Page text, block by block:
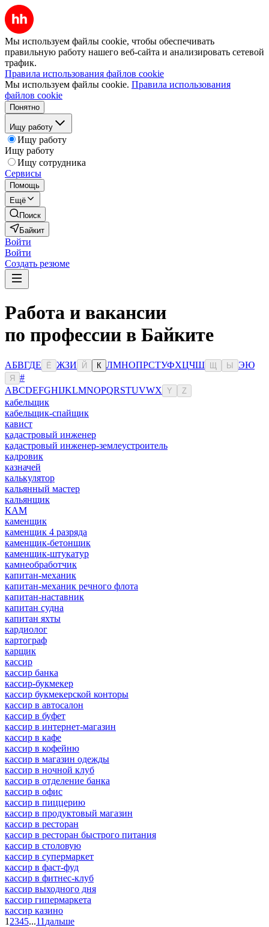
Мы используем файлы cookie, чтобы обеспечивать
правильную работу нашего веб-сайта и анализировать сетевой
трафик.
Правила использования файлов cookie
Мы используем файлы cookie. Правила использования
файлов cookie
Понятно
Ищу работу
Ищу работу
Ищу работу
Ищу сотрудника
Сервисы
Помощь
Ещё
Поиск
Байкит
Войти
Войти
Создать резюме
Работа и вакансии
по профессии в Байките
АБВГДЕ Ё ЖЗИ Й К ЛМНОПРСТУФХЦЧШ Ы ЭЮ
Я
#
ABCDEFGHIJKLMNOPQRSTUVWX Y Z
кабельщик
кабельщик-спайщик
кавист
кадастровый инженер
кадастровый инженер-землеустроитель
кадровик
казначей
калькулятор
кальянный мастер
кальянщик
КАМ
каменщик
каменщик 4 разряда
каменщик-бетонщик
каменщик-штукатур
камнеобработчик
капитан-механик
капитан-механик речного флота
капитан-наставник
капитан судна
капитан яхты
кардиолог
картограф
карщик
кассир
кассир банка
кассир-букмекер
кассир букмекерской конторы
кассир в автосалон
кассир в буфет
кассир в интернет-магазин
кассир в кафе
кассир в кофейню
кассир в магазин одежды
кассир в ночной клуб
кассир в отделение банка
кассир в офис
кассир в пиццерию
кассир в продуктовый магазин
кассир в ресторан
кассир в ресторан быстрого питания
кассир в столовую
кассир в супермаркет
кассир в фаст-фуд
кассир в фитнес-клуб
кассир выходного дня
кассир гипермаркета
кассир казино
1 2345...11 дальше